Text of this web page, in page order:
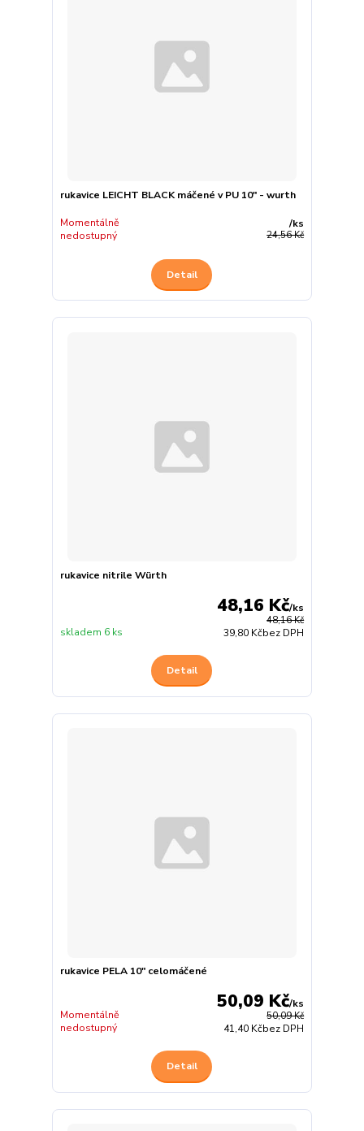
rukavice LEICHT BLACK máčené v PU 10" - wurth
24,56 Kč
/ks
Momentálně
nedostupný
Detail
rukavice nitrile Würth
48,16 Kč
48,16 Kč/ks
39,80 Kčbez DPH
skladem 6 ks
Detail
rukavice PELA 10" celomáčené
50,09 Kč
50,09 Kč/ks
41,40 Kčbez DPH
Momentálně
nedostupný
Detail